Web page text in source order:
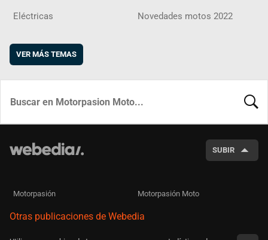
Eléctricas Novedades motos 2022
VER MÁS TEMAS
SUBIR
Motorpasión Motorpasión Moto
Otras publicaciones de Webedia